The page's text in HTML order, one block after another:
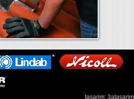
tasarim: 3atasarim